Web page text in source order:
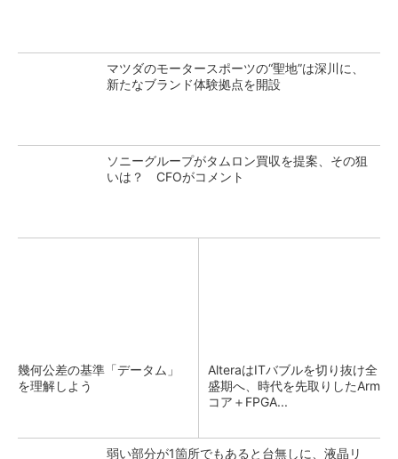
マツダのモータースポーツの“聖地”は深川に、
新たなブランド体験拠点を開設
ソニーグループがタムロン買収を提案、その狙
いは？ CFOがコメント
幾何公差の基準「データム」
を理解しよう
AlteraはITバブルを切り抜け全
盛期へ、時代を先取りしたArm
コア＋FPGA...
弱い部分が1箇所でもあると台無しに、液晶リ